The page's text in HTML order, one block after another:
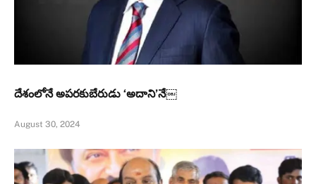
దేశంలోనే అప‌ర‌కుబేరుడు ‘అదాని’నే￼
August 30, 2024